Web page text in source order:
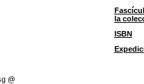
la
ISBN
@